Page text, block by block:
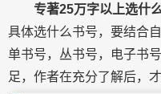
在线咨询
专著25万字以上选什
具体选什么书号，要结合
单书号，丛书号，电子书
足，作者在充分了解后，